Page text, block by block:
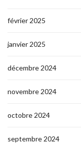
février 2025
janvier 2025
décembre 2024
novembre 2024
octobre 2024
septembre 2024